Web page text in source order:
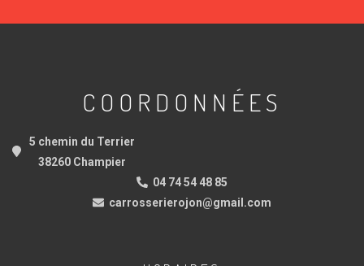
COORDONNÉES
5 chemin du Terrier
38260 Champier
04 74 54 48 85
carrosserierojon@gmail.com